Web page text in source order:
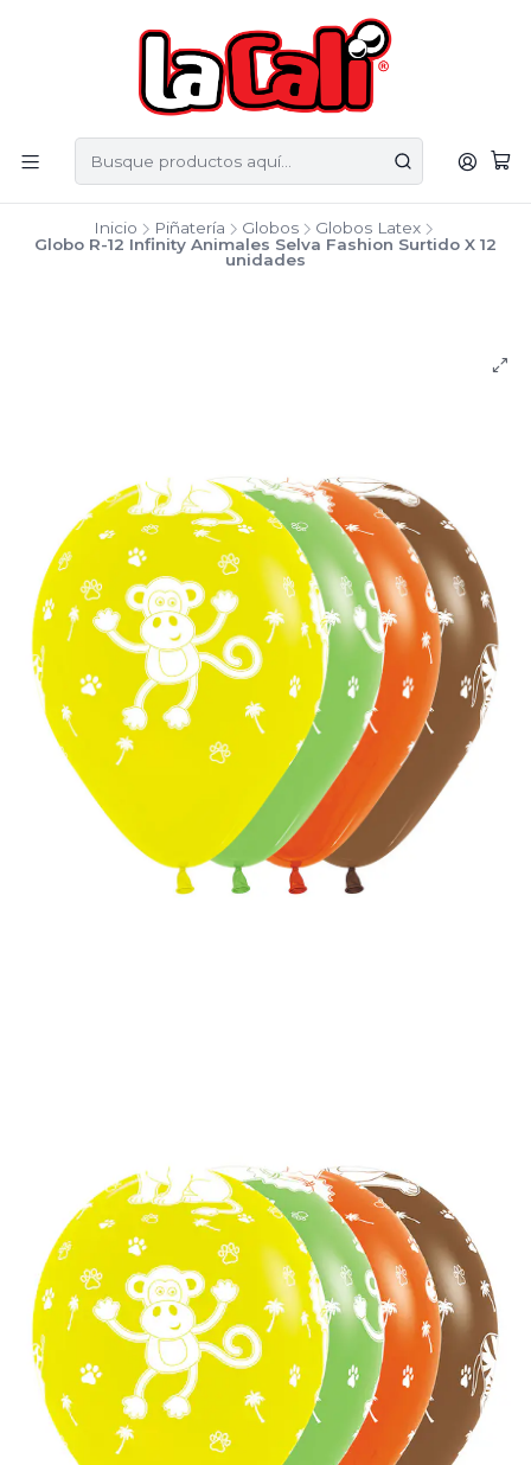
Inicio Piñatería Globos
Globos Latex
Globo R-12 Infinity Animales Selva Fashion Surtido X 12
unidades